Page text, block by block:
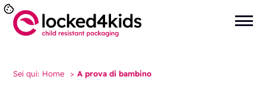
Sei qui: Home > A prova di bambino